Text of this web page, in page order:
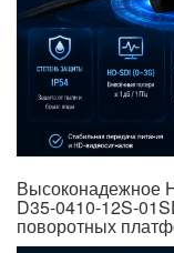
Высоконадежное
D35-0410-12S-
поворотных